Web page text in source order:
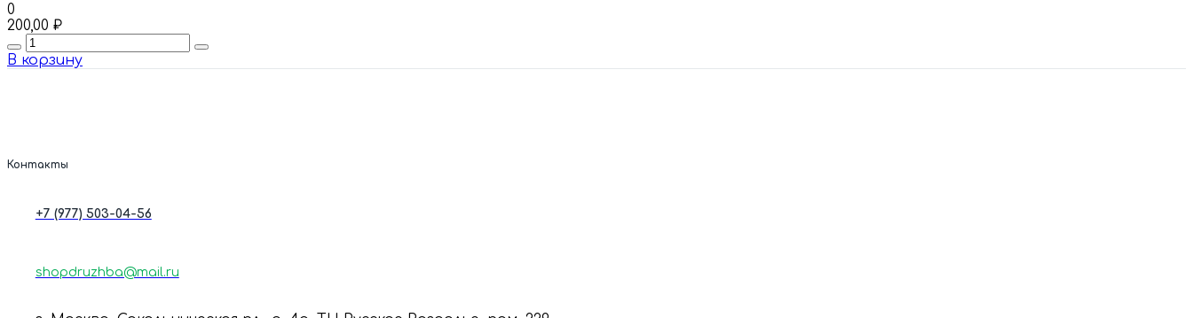
0
200,00 ₽
Quantity
В корзину
Контакты
+7 (977) 503-04-56
shopdruzhba@mail.ru